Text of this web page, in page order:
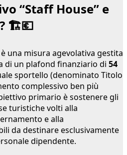
“Staff House” e
🏗️💶
è una misura agevolativa gestita
di un plafond finanziario di 54
sportello (denominato Titolo
complessivo ben più
primario è sostenere gli
turistiche volti alla
e alla
da destinare esclusivamente
dipendente.